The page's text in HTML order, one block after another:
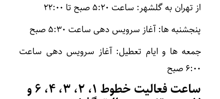
از تهران به گلشهر: ساعت ۵:۲۰ صبح تا ۲۲:۰۰
پنجشنبه ها: آغاز سرویس دهی ساعت ۵:۳۰ صبح
جمعه ها و ایام تعطیل: آغاز سرویس دهی ساعت
۶:۰۰ صبح
ساعت فعالیت خطوط ۱، ۲، ۳، ۴، ۶ و